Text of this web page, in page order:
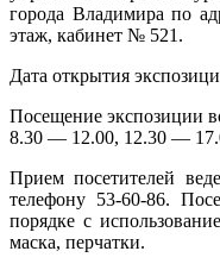
города Владимира по
этаж, кабинет № 521.
Дата открытия
Посещение экспозиции
8.30 — 12.00, 12.30 —
Прием посетителей
телефону 53-60-86.
порядке с
маска, перчатки.